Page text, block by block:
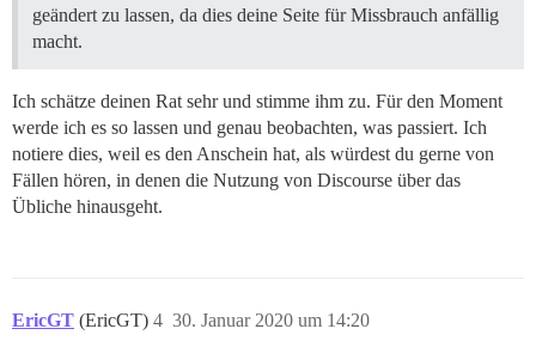
geändert zu lassen, da dies deine Seite für Missbrauch anfällig
macht.
Ich schätze deinen Rat sehr und stimme ihm zu. Für den Moment
werde ich es so lassen und genau beobachten, was passiert. Ich
notiere dies, weil es den Anschein hat, als würdest du gerne von
Fällen hören, in denen die Nutzung von Discourse über das
Übliche hinausgeht.
EricGT (EricGT) 30. Januar 2020 um 14:20
4